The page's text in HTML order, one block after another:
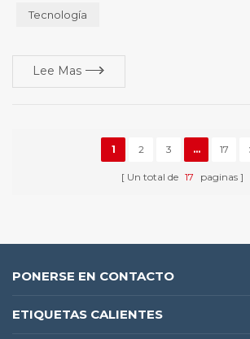
mejorar la competitividad de los productos,
Tecnología
Lee Mas
1 2 3 ... 17
Un total de 17 paginas
PONERSE EN CONTACTO
ETIQUETAS CALIENTES